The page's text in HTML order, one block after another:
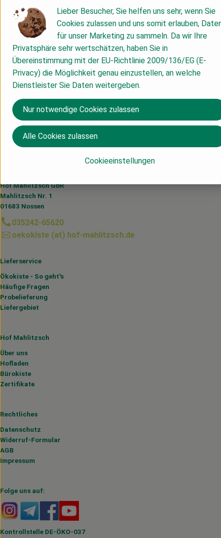
Nährwert-Info
Produktdatenblatt
Herkunft
Deutschland
Du hast eine Frage? Wir helfen dir gerne:
Hof Mahlitzsch GbR
Mahlitzsch Nr. 1
01683 Nossen
035242-65620
oekokiste (at) hof-mahlitzsch.de
Lieferservice
Ökokiste - So geht's
Häufige Fragen
Probelieferung
Liefergebiet
Hof Mahlitzsch
Über uns
Hofladen
Bürokiste
Zertifikate
Rechtliches
Datenschutz
Widerruf-Formular
AGB
Impressum
Folge uns auf:
Externer Link zu https://www.instagram.com/
Externer Link zu https://t.me/s/hofmahlitzsch
Externer Link zu https://www.facebook.com/
Kontrollstelle DE-ÖKO-037
Lieber Besucher, Sie helfen uns sehr, wenn Sie
Cookies zulassen und uns somit erlauben,
für unser Marketing zu sammeln. Da wir Ihre
Privatsphäre sehr wertschätzen, haben Sie in
Übereinstimmung mit der EU-Richtlinie 2009/136/EG (E-
Privacy) die Möglichkeit genau einzustellen, an welche
Dienstleister Sie Daten weitergeben.
Cookieeinstellungen
Nur notwendige Cookies zulassen
Alle Cookies zulassen